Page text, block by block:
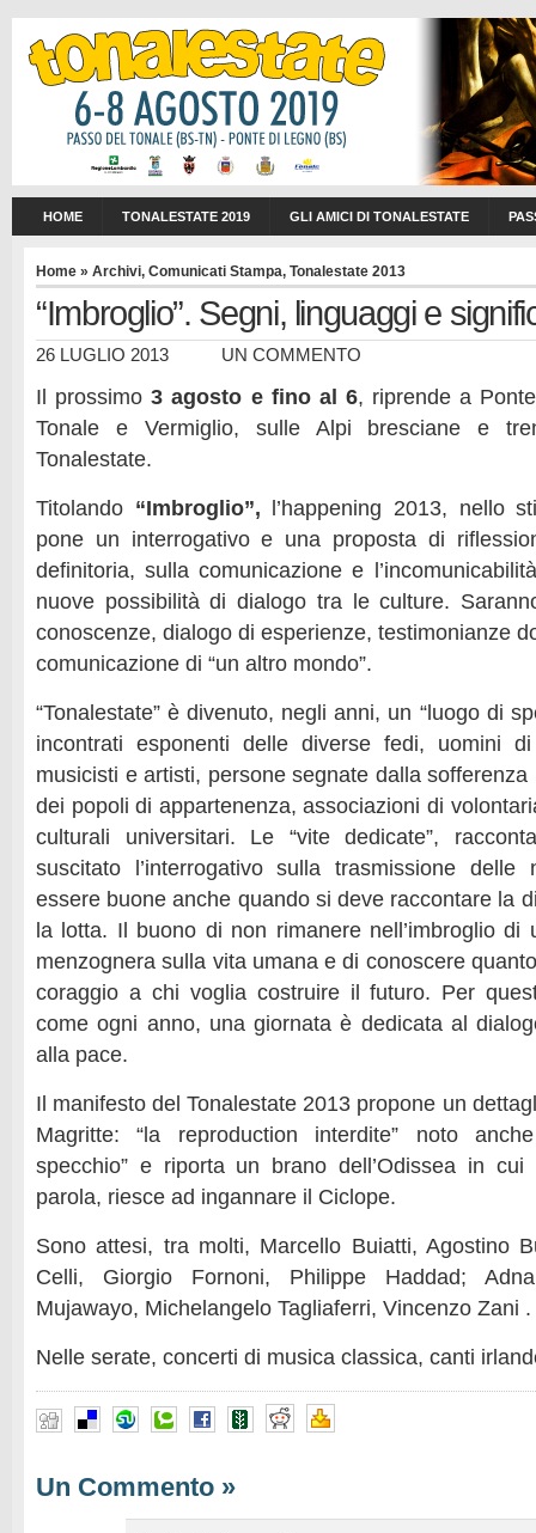
HOME TONALESTATE 2019 GLI AMICI DI TONALESTATE
Home » Archivi, Comunicati Stampa, Tonalestate 2013
“Imbroglio”. Segni, linguaggi e
26 LUGLIO 2013 UN COMMENTO
Il prossimo3 agosto e fino al 6, riprende a
Tonale e Vermiglio, sulle Alpi bresciane e
Tonalestate.
Titolando “Imbroglio”, l’happening 2013, nello
pone un interrogativo e una proposta di
definitoria, sulla comunicazione e
nuove possibilità di dialogo tra le culture.
conoscenze, dialogo di esperienze, testimonianze
comunicazione di “un altro mondo”.
“Tonalestate” è divenuto, negli anni, un “luogo di
incontrati esponenti delle diverse fedi, uomini
musicisti e artisti, persone segnate dalla
dei popoli di appartenenza, associazioni di
culturali universitari. Le “vite dedicate”,
suscitato l’interrogativo sulla trasmissione delle
essere buone anche quando si deve raccontare la
la lotta. Il buono di non rimanere nell’imbroglio di
menzognera sulla vita umana e di conoscere
coraggio a chi voglia costruire il futuro. Per
come ogni anno, una giornata è dedicata al
alla pace.
Il manifesto del Tonalestate 2013 propone un
Magritte: “la reproduction interdite” noto
specchio” e riporta un brano dell’Odissea in
parola, riesce ad ingannare il Ciclope.
Sono attesi, tra molti, Marcello Buiatti, Agostino
Celli, Giorgio Fornoni, Philippe Haddad;
Mujawayo, Michelangelo Tagliaferri, Vincenzo Zani .
Nelle serate, concerti di musica classica, canti
Un Commento »